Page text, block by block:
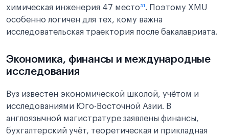
химическая инженерия 47 место³¹. Поэтому XMU
особенно логичен для тех, кому важна
исследовательская траектория после бакалавриата.
Экономика, финансы и международные
исследования
Вуз известен экономической школой, учётом и
исследованиями Юго-Восточной Азии. В
англоязычной магистратуре заявлены финансы,
бухгалтерский учёт, теоретическая и прикладная